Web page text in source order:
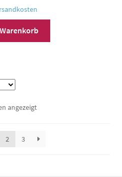
angezeigt
2 3